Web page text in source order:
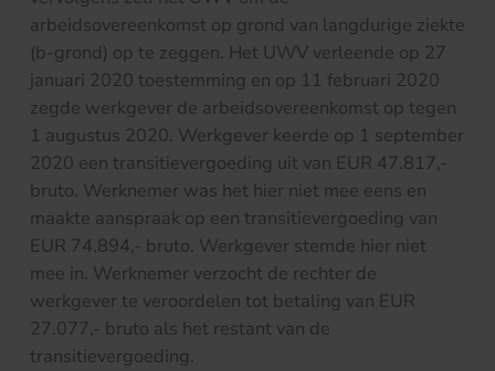
arbeidsovereenkomst op grond van langdurige ziekte
(b-grond) op te zeggen. Het UWV verleende op 27
januari 2020 toestemming en op 11 februari 2020
zegde werkgever de arbeidsovereenkomst op tegen
1 augustus 2020. Werkgever keerde op 1 september
2020 een transitievergoeding uit van EUR 47.817,-
bruto. Werknemer was het hier niet mee eens en
maakte aanspraak op een transitievergoeding van
EUR 74.894,- bruto. Werkgever stemde hier niet
mee in. Werknemer verzocht de rechter de
werkgever te veroordelen tot betaling van EUR
27.077,- bruto als het restant van de
transitievergoeding.